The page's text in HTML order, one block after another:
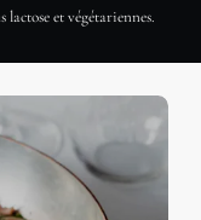
lactose et végétariennes.